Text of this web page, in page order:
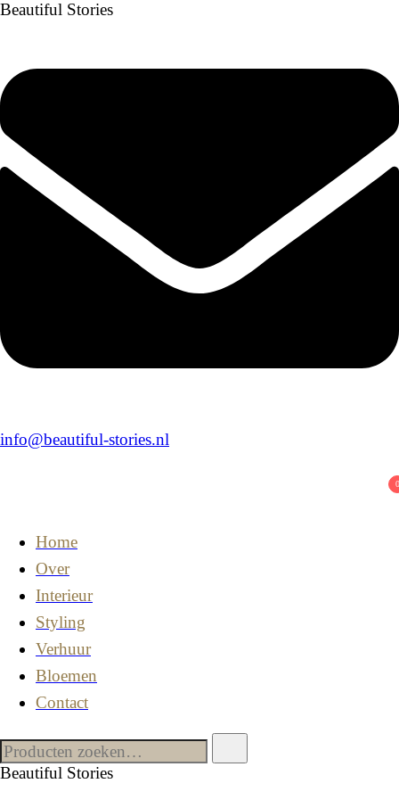
Beautiful Stories
info@beautiful-stories.nl
0
Home
Over
Interieur
Styling
Verhuur
Bloemen
Contact
Beautiful Stories